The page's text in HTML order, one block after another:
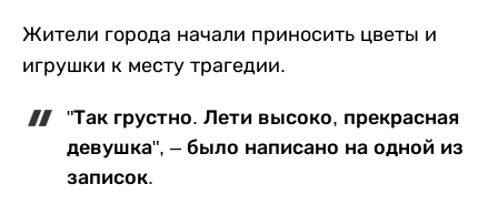
Жители города начали приносить цветы и
игрушки к месту трагедии.
"Так грустно. Лети высоко, прекрасная
девушка", – было написано на одной из
записок.